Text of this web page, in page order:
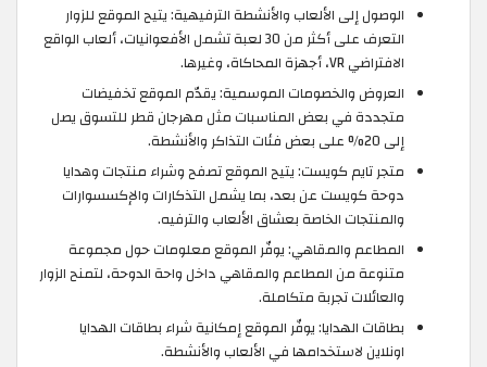
الوصول إلى الألعاب والأنشطة الترفيهية: يتيح الموقع للزوار
التعرف على أكثر من 30 لعبة تشمل الأفعوانيات، ألعاب الواقع
الافتراضي VR، أجهزة المحاكاة، وغيرها.
العروض والخصومات الموسمية: يقدّم الموقع تخفيضات
متجددة في بعض المناسبات مثل مهرجان قطر للتسوق يصل
إلى 20% على بعض فئات التذاكر والأنشطة.
متجر تايم كويست: يتيح الموقع تصفح وشراء منتجات وهدايا
دوحة كويست عن بعد، بما يشمل التذكارات والإكسسوارات
والمنتجات الخاصة بعشاق الألعاب والترفيه.
المطاعم والمقاهي: يوفّر الموقع معلومات حول مجموعة
متنوعة من المطاعم والمقاهي داخل واحة الدوحة، لتمنح الزوار
والعائلات تجربة متكاملة.
بطاقات الهدايا: يوفّر الموقع إمكانية شراء بطاقات الهدايا
اونلاين لاستخدامها في الألعاب والأنشطة.